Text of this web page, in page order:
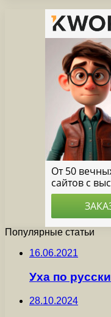
Популярные статьи
16.06.2021
Уха по русски
28.10.2024